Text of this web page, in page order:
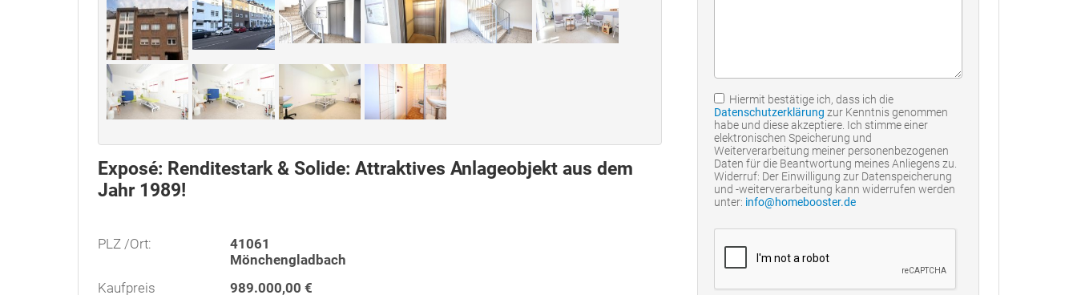
Exposé: Renditestark & Solide: Attraktives Anlageobjekt aus dem
Jahr 1989!
PLZ /Ort:
41061
Mönchengladbach
Kaufpreis
989.000,00 €
Hiermit bestätige ich, dass ich die
Datenschutzerklärung zur Kenntnis genommen
habe und diese akzeptiere. Ich stimme einer
elektronischen Speicherung und
Weiterverarbeitung meiner personenbezogenen
Daten für die Beantwortung meines Anliegens zu.
Widerruf: Der Einwilligung zur Datenspeicherung
und -weiterverarbeitung kann widerrufen werden
unter: info@homebooster.de